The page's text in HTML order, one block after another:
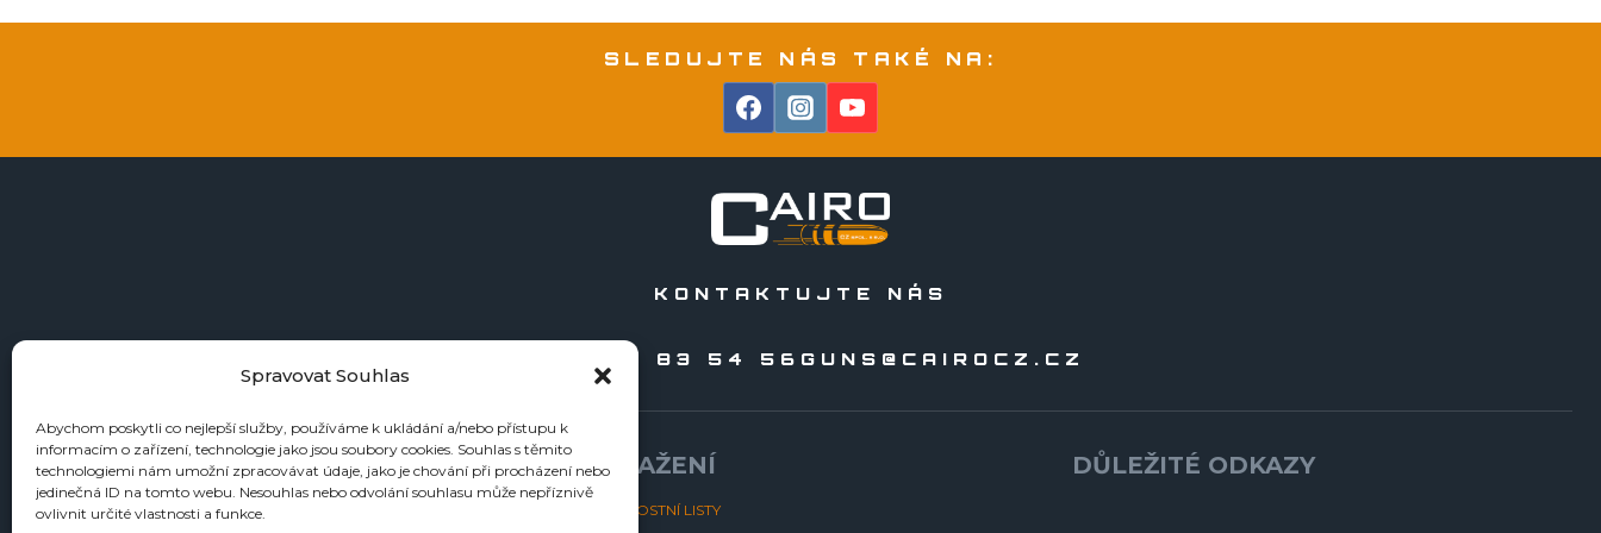
Spravovat Souhlas
Abychom poskytli co nejlepší služby, používáme k ukládání a/nebo přístupu k
informacím o zařízení, technologie jako jsou soubory cookies. Souhlas s těmito
technologiemi nám umožní zpracovávat údaje, jako je chování při procházení nebo
jedinečná ID na tomto webu. Nesouhlas nebo odvolání souhlasu může nepříznivě
ovlivnit určité vlastnosti a funkce.
SLEDUJTE NÁS TAKÉ NA:
KONTAKTUJTE NÁS
+420 556 83 54 56 GUNS@CAIROCZ.CZ
KATALOGY
Zbraně
KE STAŽENÍ
BEZPEČNOSTNÍ LISTY
DŮLEŽITÉ ODKAZY